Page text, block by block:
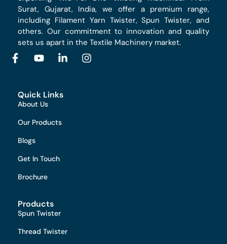
Surat, Gujarat, India, we offer a premium range,
including Filament Yarn Twister, Spun Twister, and
others. Our commitment to innovation and quality
sets us apart in the Textile Machinery market.
Quick Links
About Us
Our Products
Blogs
Get In Touch
Brochure
Products
Spun Twister
Thread Twister